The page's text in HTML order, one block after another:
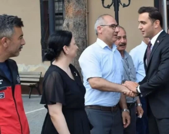
Dış Haberler
Dünya
EĞİTİM
EKONOMİ
English News